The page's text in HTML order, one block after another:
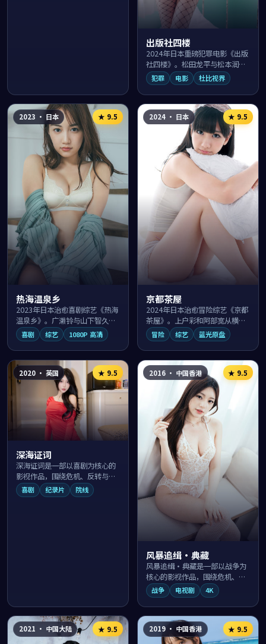
出版社四楼
2024年日本重磅犯罪电影《出版
社四楼》。松田龙平与松本润游
走于横浜港夜的法律与黑暗灰色
地带，导演堤幸彦以纪实笔触展
现人性、利益...
犯罪 电影 杜比视界
2023 · 日本 ★ 9.5
热海温泉乡
2023年日本治愈喜剧综艺《热海
温泉乡》。广濑铃与山下智久在
北海道雪原的日常生活里上演一
出出温暖笑料，导演堤幸彦用幽
默细腻的镜头...
喜剧 综艺 1080P 高清
2024· 日本 ★ 9.5
京都茶屋
2024年日本治愈冒险综艺《京都
茶屋》。上户彩和阿部宽从横浜
港夜启程踏上一段意想不到的旅
程，导演山田洋次以辽阔取景与
温情笔触描绘...
冒险 综艺 蓝光原盘
2020· 英国 ★ 9.5
深海证词
深海证词是一部以喜剧为核心的
影视作品，围绕危机、反转与人
物成长展开，整体节奏紧凑，值
得推荐观看。
喜剧 纪录片 院线
2016· 中国香港 ★ 9.5
风暴追缉·典藏
风暴追缉·典藏是一部以战争为
核心的影视作品，围绕危机、反
转与人物成长展开，整体节奏紧
凑，值得推荐观看。
战争 电视剧 4K
2021 · 中国大陆 ★ 9.5 2019· 中国香港 ★ 9.5